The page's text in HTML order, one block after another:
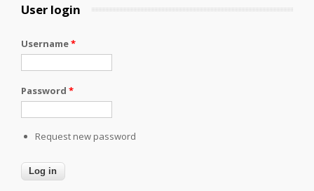
User login
Username*
Password *
Request new password